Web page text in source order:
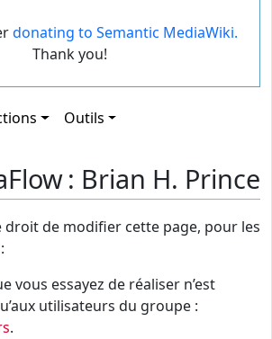
donating to Semantic MediaWiki.
Thank you!
Outils
: Brian H. Prince
droit de modifier cette page, pour les
vous essayez de réaliser n’est
utilisateurs du groupe :
.